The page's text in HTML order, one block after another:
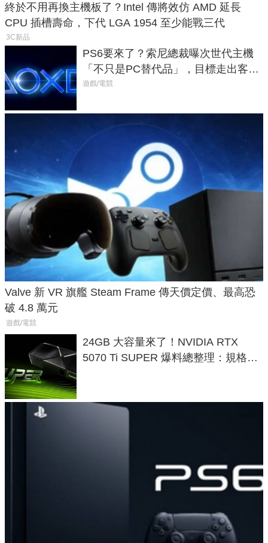
終於不用再換主機板了？Intel 傳將效仿 AMD 延長
CPU 插槽壽命，下代 LGA 1954 至少能戰三代
3C新品
PS6要來了？索尼總裁曝次世代主機
「不只是PC替代品」，目標走出客
廳、進軍電競桌面
遊戲/電競
Valve 新 VR 旗艦 Steam Frame 傳天價定價、最高恐
破 4.8 萬元
遊戲/電競
24GB 大容量來了！NVIDIA RTX
5070 Ti SUPER 爆料總整理：規格、